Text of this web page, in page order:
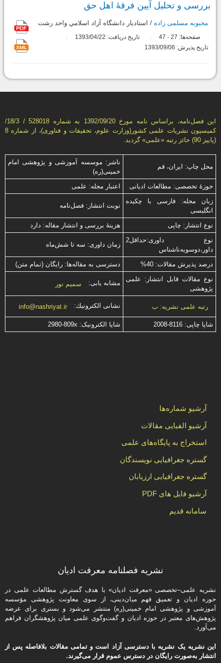
بررسی و تحلیل آیین فرقۀ اهل حق
محبوبه مسلمی زاده / استاديار دانشگاه آزاد اسلامي واحد رشت
صفحه‌ها: 27
-
تاریخ دریافت: 1393/04/22
تاریخ پذیرش: 1393/09/06
این فصل‌نامه، براساس نامه مورخ 1392/09/20 به شماره 528018 / 18/3/
كمیسیون نشریات علمی كشور(وزارت علوم، تحقیقات و فناوری)، از شماره 8
(پاییز 90) حائز رتبه «علمی» گردید.
محل چاپ: ایران، قم
ناشر: موسسه آموزشی و پژوهشی امام
خمینی(ره)
حوزۀ تخصصی: مطالعات ادیانی
اعتبار مجله: علمی
زبان مجله: فارسی با چكیده
انگلیسی
نوبت انتشار: فصل‌نامه
نوع انتشار: چاپی
هزینۀ بررسی و انتشار مقاله: دارد
نوع داوری:حداقل2
داور،دوسویه‌ناشناس
زمان داوری: سه تا شش‌ماه
درصد پذیرش مقالات: 40%
دسترسی به مقاله‌ها: رایگان (تمام متن)
نوع مقالات قابل انتشار: علمی
پژوهشی
مشابه یابی: سمیم نور
رتبه علمی نشریه: ب نشانی الكترونیك: info@nashriyat.ir
شاپا چاپی: 2008-8116 شاپا الکترونیک: 2980-809x
آرشیو شماره‌ها
آرشیو الفبایی مقالات
استخراج به پایگاه‌های علمی
گستره جغرافیایی نویسندگان
گستره جغرافیایی ارزیابان
آرشیو فایل های PDF
سامانه قدیم
نشریه فصلنامه معرفت ادیان
نشریه علمی–تخصصی «معرفت ادیان» با هدف گسترش مطالعات علمی در
حوزه ادیان و تعمیق فهم میان‌دینی، از سوی معاونت پژوهشی مؤسسه
آموزشی و پژوهشی امام خمینی(ره) منتشر می‌شود و بستری برای عرضه
پژوهش‌های معتبر در حوزه ادیان و گفت‌وگوی علمی میان پژوهشگران فراهم
می‌آورد.
این نشریه یک نشریه با دسترسی آزاد است و تمامی مقالات بلافاصله پس از
انتشار به‌صورت رایگان در دسترس عموم قرار می‌گیرند.